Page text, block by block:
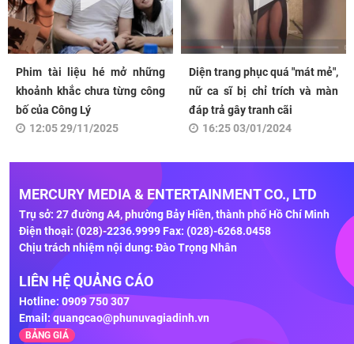
Phim tài liệu hé mở những
khoảnh khắc chưa từng công
bố của Công Lý
12:05 29/11/2025
Diện trang phục quá "mát mẻ",
nữ ca sĩ bị chỉ trích và màn
đáp trả gây tranh cãi
16:25 03/01/2024
MERCURY MEDIA & ENTERTAINMENT CO., LTD
Trụ sở: 27 đường A4, phường Bảy Hiền, thành phố Hồ Chí Minh
Điện thoại: (028)-2236.9999 Fax: (028)-6268.0458
Chịu trách nhiệm nội dung: Đào Trọng Nhân
LIÊN HỆ QUẢNG CÁO
Hotline: 0909 750 307
Email:quangcao@phunuvagiadinh.vn
BẢNG GIÁ